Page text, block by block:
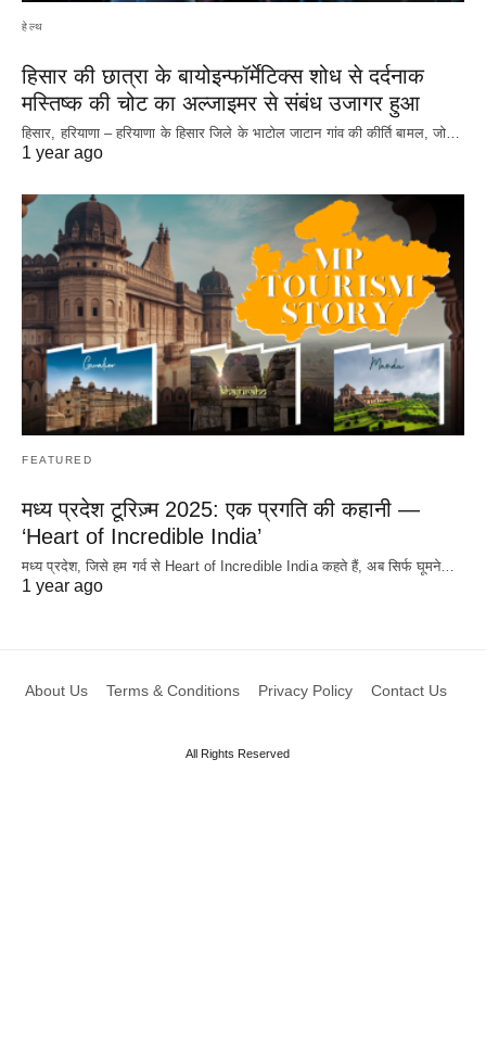
हेल्थ
हिसार की छात्रा के बायोइन्फॉर्मेटिक्स शोध से दर्दनाक
मस्तिष्क की चोट का अल्जाइमर से संबंध उजागर हुआ
हिसार, हरियाणा – हरियाणा के हिसार जिले के भाटोल जाटान गांव की कीर्ति बामल, जो…
1 year ago
FEATURED
मध्य प्रदेश टूरिज़्म 2025: एक प्रगति की कहानी —
‘Heart of Incredible India’
मध्य प्रदेश, जिसे हम गर्व से Heart of Incredible India कहते हैं, अब सिर्फ घूमने…
1 year ago
About Us Terms & Conditions Privacy Policy Contact Us
All Rights Reserved